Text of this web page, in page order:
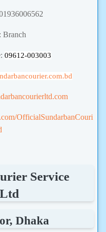
Branch
09612-003003
OfficialSundarbanCouri
Service
Dhaka